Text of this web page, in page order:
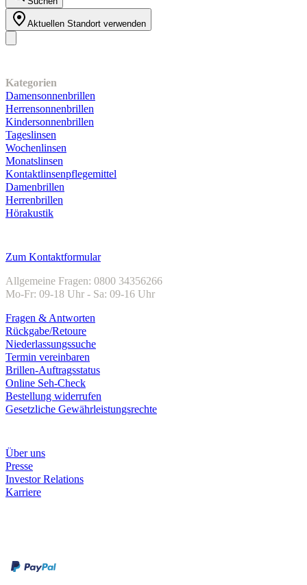
Aktuellen Standort verwenden
Kategorien
Damensonnenbrillen
Herrensonnenbrillen
Kindersonnenbrillen
Tageslinsen
Wochenlinsen
Monatslinsen
Kontaktlinsenpflegemittel
Damenbrillen
Herrenbrillen
Hörakustik
Zum Kontaktformular
Allgemeine Fragen: 0800 34356266
Mo-Fr: 09-18 Uhr - Sa: 09-16 Uhr
Fragen & Antworten
Rückgabe/Retoure
Niederlassungssuche
Termin vereinbaren
Brillen-Auftragsstatus
Online Seh-Check
Bestellung widerrufen
Gesetzliche Gewährleistungsrechte
Über uns
Presse
Investor Relations
Karriere